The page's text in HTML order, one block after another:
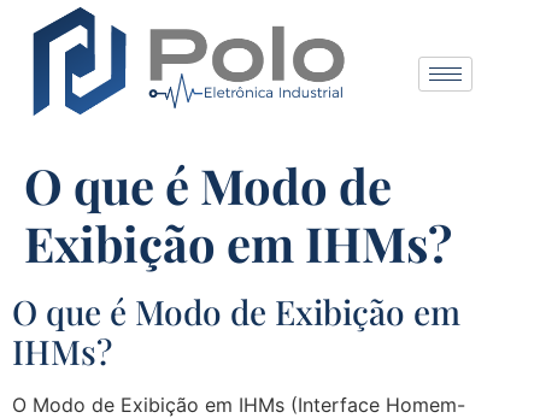
O que é Modo de
Exibição em IHMs?
O que é Modo de Exibição em
IHMs?
O Modo de Exibição em IHMs (Interface Homem-